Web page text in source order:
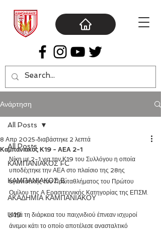
Ανάρτηση
All Posts
ΚΑΜΠΑΝΙΑΚΟΣ FC
ΚΑΜΠΑΝΙΑΚΟΣ Β΄
ΑΚΑΔΗΜΙΑ ΚΑΜΠΑΝΙΑΚΟΥ
U19
All Posts
Καμπανιακός Κ19 - ΑΕΑ 2-1
8 Απρ 2025 διαβάστηκε 2 λεπτά
Νίκη με 2-1 για την Κ19 του Συλλόγου η οποία
υποδέχτηκε την ΑΕΑ στο πλαίσιο της 28ης
αγωνιστικής του Πρωταθλήματος του Πρώτου
Ομίλου της Α Ερασιτεχνικής Κατηγορίας της ΕΠΣΜ.
Κατά τη διάρκεια του παιχνιδιού έπνεαν ισχυροί
άνεμοι κάτι το οποίο αποτέλεσε ανασταλτικό